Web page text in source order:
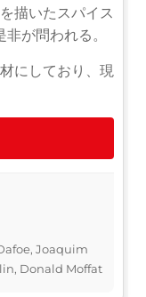
描いたスパイス
が問われる。
にしており、現
Joaquim
Donald Moffat